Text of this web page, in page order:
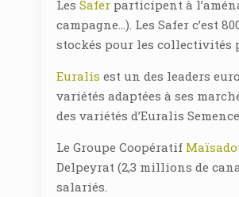
LesSafer participent à
campagne…). Les Safer c’est
stockés pour les collectivités
Euralis est un des leaders
variétés adaptées à ses
des variétés d’Euralis
Le Groupe Coopératif
Delpeyrat (2,3 millions de
salariés.